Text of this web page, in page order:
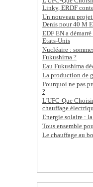
Linky, ERDF
Un nouveau
Denis pour 40 M
EDF EN a
Etats-Unis
Nucléaire :
Fukushima ?
Eau Fukushima
La production de
Pourquoi ne pas
?
L'UFC-Que
chauffage
Energie solaire :
Tous ensemble
Le chauffage au